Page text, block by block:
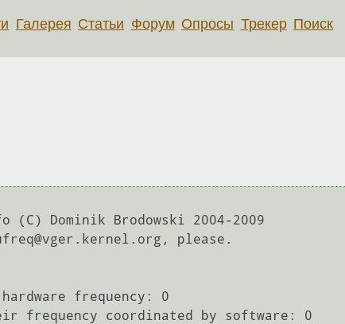
Галерея Статьи Форум Опросы Трекер Поиск
Dominik Brodowski 2004-2009
please.